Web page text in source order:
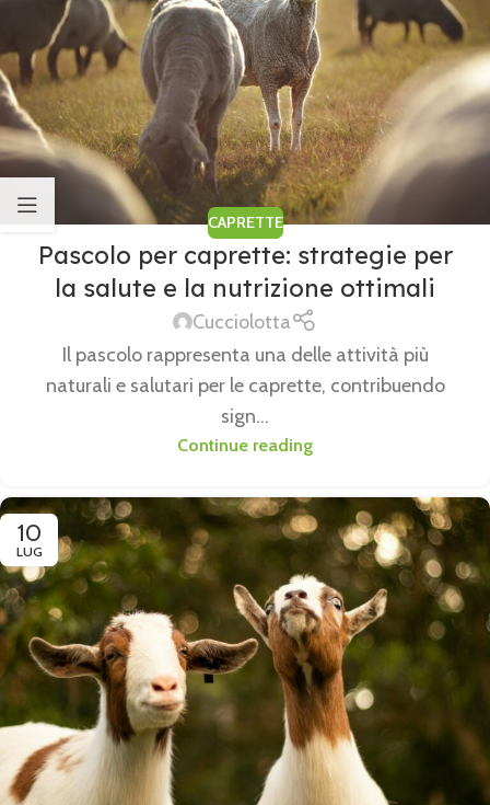
CAPRETTE
Pascolo per caprette: strategie per
la salute e la nutrizione ottimali
Cucciolotta
Il pascolo rappresenta una delle attività più
naturali e salutari per le caprette, contribuendo
sign...
Continue reading
10
LUG